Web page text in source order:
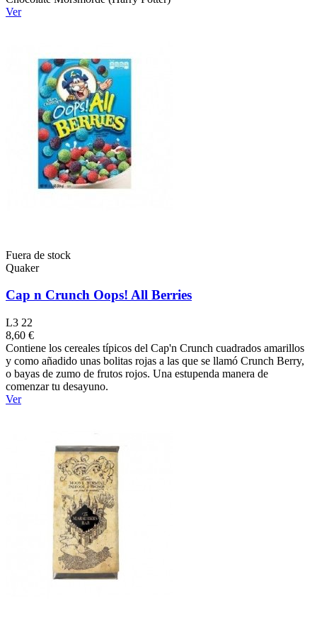
Ver
Fuera de stock
Quaker
Cap n Crunch Oops! All Berries
L3 22
8,60 €
Contiene los cereales típicos del Cap'n Crunch cuadrados amarillos
y como añadido unas bolitas rojas a las que se llamó Crunch Berry,
o bayas de zumo de frutos rojos. Una estupenda manera de
comenzar tu desayuno.
Ver